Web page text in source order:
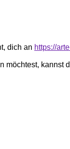
dich an https://
möchtest, kannst